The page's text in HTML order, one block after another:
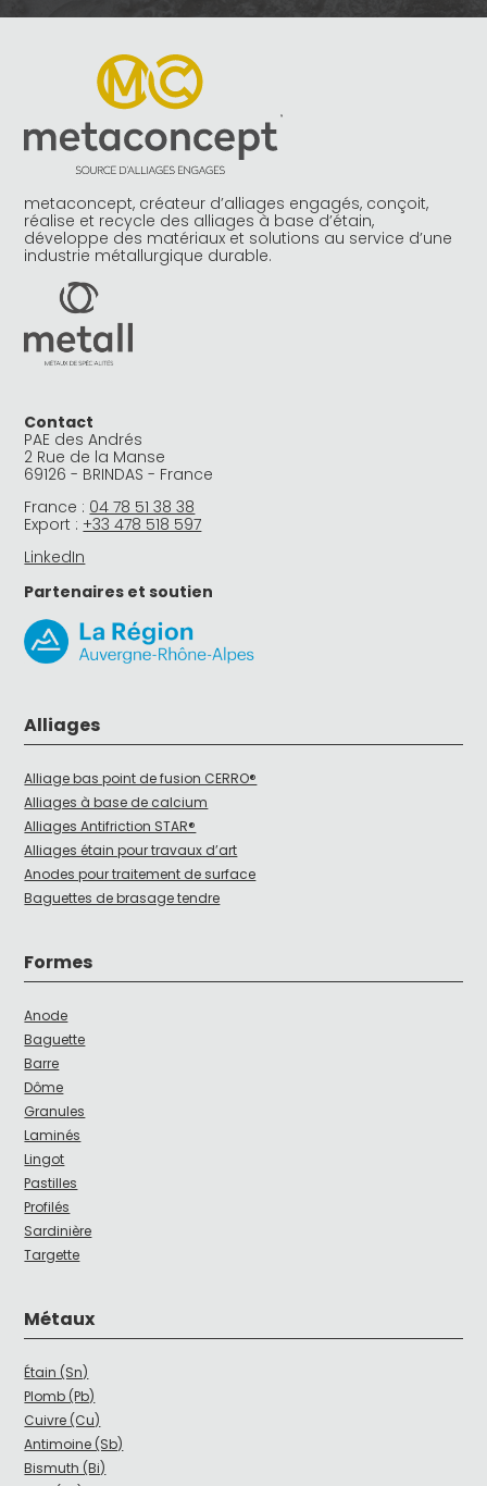
metaconcept, créateur d’alliages engagés, conçoit,
réalise et recycle des alliages à base d’étain,
développe des matériaux et solutions au service d’une
industrie métallurgique durable.
Contact
PAE des Andrés
2 Rue de la Manse
69126 - BRINDAS - France
France : 04 78 51 38 38
Export : +33 478 518 597
LinkedIn
Partenaires et soutien
Alliages
Alliage bas point de fusion CERRO®
Alliages à base de calcium
Alliages Antifriction STAR®
Alliages étain pour travaux d’art
Anodes pour traitement de surface
Baguettes de brasage tendre
Formes
Anode
Baguette
Barre
Dôme
Granules
Laminés
Lingot
Pastilles
Profilés
Sardinière
Targette
Métaux
Étain (Sn)
Plomb (Pb)
Cuivre (Cu)
Antimoine (Sb)
Bismuth (Bi)